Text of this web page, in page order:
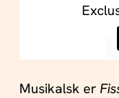
Musikalsk er